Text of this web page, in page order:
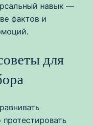
навык —
фактов и
для